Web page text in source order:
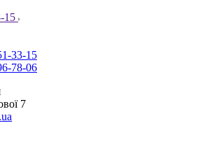
15
33-15
78-06
7